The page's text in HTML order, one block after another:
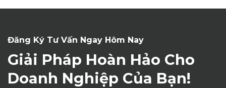
Đăng Ký Tư Vấn Ngay Hôm Nay
Giải Pháp Hoàn Hảo Cho
Doanh Nghiệp Của Bạn!